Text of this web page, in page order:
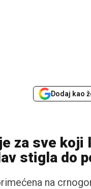
Dodaj kao
za sve koji
stigla do
na